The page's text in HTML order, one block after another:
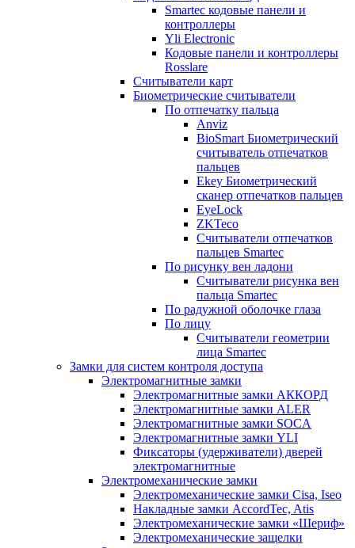
Smartec кодовые панели и
контроллеры
Yli Electronic
Кодовые панели и контроллеры
Rosslare
Считыватели карт
Биометрические считыватели
По отпечатку пальца
Anviz
BioSmart Биометрический
считыватель отпечатков
пальцев
Ekey Биометрический
сканер отпечатков пальцев
EyeLock
ZKTeco
Считыватели отпечатков
пальцев Smartec
По рисунку вен ладони
Считыватели рисунка вен
пальца Smartec
По радужной оболочке глаза
По лицу
Считыватели геометрии
лица Smartec
Замки для систем контроля доступа
Электромагнитные замки
Электромагнитные замки АККОРД
Электромагнитные замки ALER
Электромагнитные замки SOCA
Электромагнитные замки YLI
Фиксаторы (удерживатели) дверей
электромагнитные
Электромеханические замки
Электромеханические замки Cisa, Iseo
Накладные замки AccordTec, Atis
Электромеханические замки «Шериф»
Электромеханические защелки